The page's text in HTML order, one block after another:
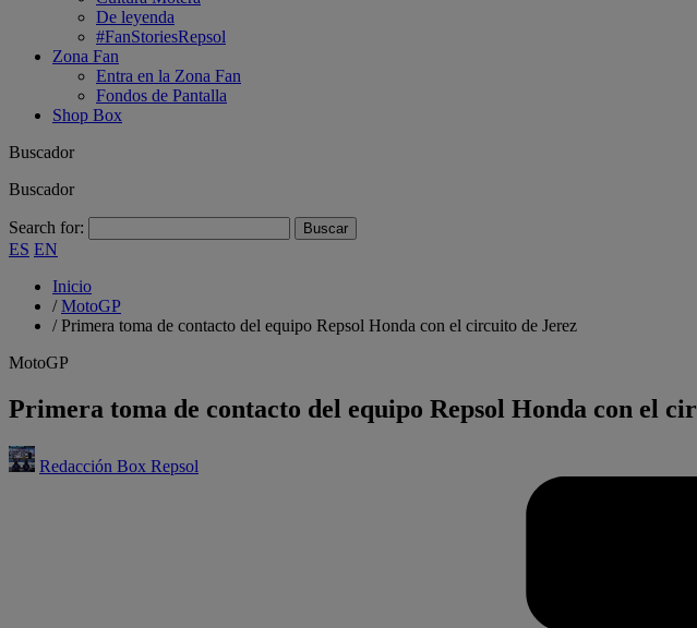
De leyenda
#FanStoriesRepsol
Zona Fan
Entra en la Zona Fan
Fondos de Pantalla
Shop Box
Buscador
Buscador
Search for:
ES EN
Inicio
/MotoGP
/Primera toma de contacto del equipo Repsol Honda con el circuito de Jerez
MotoGP
Primera toma de contacto del equipo Repsol Honda con el
Redacción Box Repsol